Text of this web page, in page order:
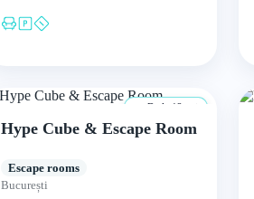
filme și seriale din toată…
De la 12 ani
Hype Cube & Escape Room
Escape rooms
București